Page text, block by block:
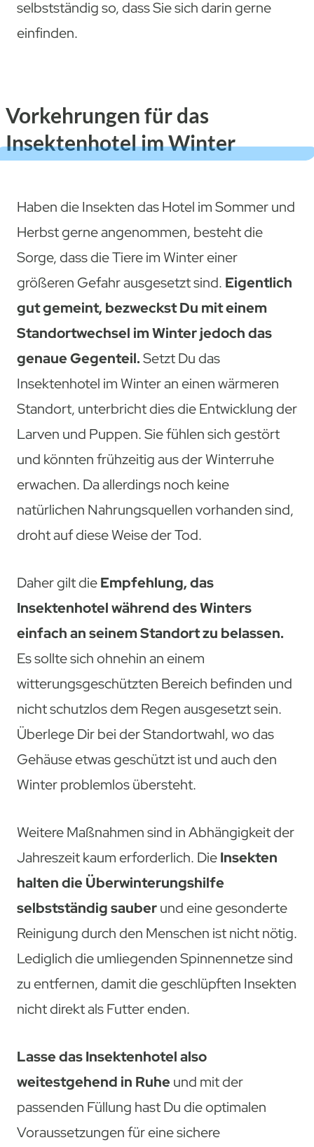
selbstständig so, dass Sie sich darin gerne
einfinden.
Vorkehrungen für das
Insektenhotel im Winter
Haben die Insekten das Hotel im Sommer und
Herbst gerne angenommen, besteht die
Sorge, dass die Tiere im Winter einer
größeren Gefahr ausgesetzt sind. Eigentlich
gut gemeint, bezweckst Du mit einem
Standortwechsel im Winter jedoch das
genaue Gegenteil.Setzt Du das
Insektenhotel im Winter an einen wärmeren
Standort, unterbricht dies die Entwicklung der
Larven und Puppen. Sie fühlen sich gestört
und könnten frühzeitig aus der Winterruhe
erwachen. Da allerdings noch keine
natürlichen Nahrungsquellen vorhanden sind,
droht auf diese Weise der Tod.
Daher gilt dieEmpfehlung, das
Insektenhotel während des Winters
einfach an seinem Standort zu belassen.
Es sollte sich ohnehin an einem
witterungsgeschützten Bereich befinden und
nicht schutzlos dem Regen ausgesetzt sein.
Überlege Dir bei der Standortwahl, wo das
Gehäuse etwas geschützt ist und auch den
Winter problemlos übersteht.
Weitere Maßnahmen sind in Abhängigkeit der
Jahreszeit kaum erforderlich. DieInsekten
halten die Überwinterungshilfe
selbstständig sauberund eine gesonderte
Reinigung durch den Menschen ist nicht nötig.
Lediglich die umliegenden Spinnennetze sind
zu entfernen, damit die geschlüpften Insekten
nicht direkt als Futter enden.
Lasse das Insektenhotel also
weitestgehend in Ruhe und mit der
passenden Füllung hast Du die optimalen
Voraussetzungen für eine sichere